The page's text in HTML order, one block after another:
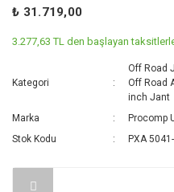
₺ 31.719,00
3.277,63 TL den başlayan
Kategori
Off Road
Off Road
inch Jant
Marka
Procomp
Stok Kodu
PXA